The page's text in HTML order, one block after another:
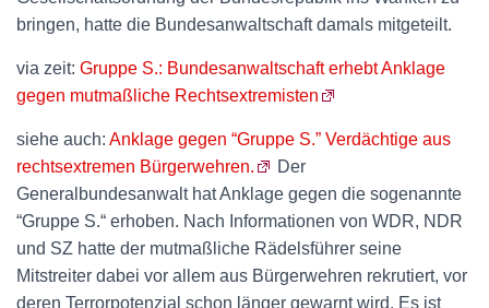
bringen, hatte die Bundesanwaltschaft damals mitgeteilt.
via zeit: Gruppe S.: Bundesanwaltschaft erhebt Anklage
gegen mutmaßliche Rechtsextremisten
siehe auch: Anklage gegen “Gruppe S.” Verdächtige aus
rechtsextremen Bürgerwehren.
Der
Generalbundesanwalt hat Anklage gegen die sogenannte
“Gruppe S.“ erhoben. Nach Informationen von WDR, NDR
und SZ hatte der mutmaßliche Rädelsführer seine
Mitstreiter dabei vor allem aus Bürgerwehren rekrutiert, vor
deren Terrorpotenzial schon länger gewarnt wird. Es ist